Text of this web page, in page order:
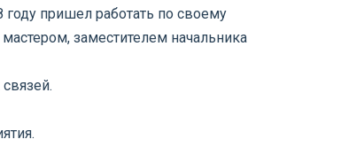
году пришел работать по своему
заместителем начальника